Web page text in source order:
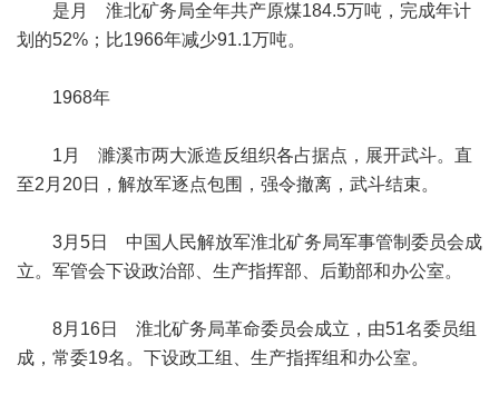
是月 淮北矿务局全年共产原煤184.5万吨，完成年计
划的52%；比1966年减少91.1万吨。
1968年
1月 濉溪市两大派造反组织各占据点，展开武斗。直
至2月20日，解放军逐点包围，强令撤离，武斗结束。
3月5日 中国人民解放军淮北矿务局军事管制委员会成
立。军管会下设政治部、生产指挥部、后勤部和办公室。
8月16日 淮北矿务局革命委员会成立，由51名委员组
成，常委19名。下设政工组、生产指挥组和办公室。